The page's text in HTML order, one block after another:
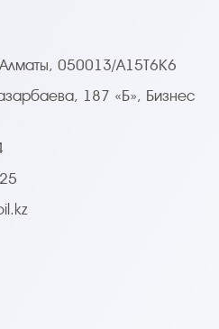
050013/A15T6K6
187 «Б», Бизнес